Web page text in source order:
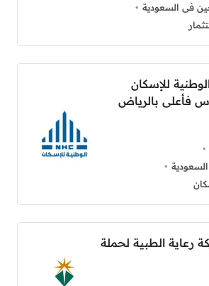
فى السعودية
للإسكان
فأعلى بالرياض
الطبية لحملة